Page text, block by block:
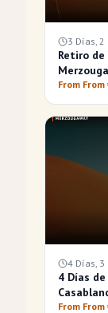
3 Días, 2
Retiro
From From
4 Días, 3
4 Días
From From